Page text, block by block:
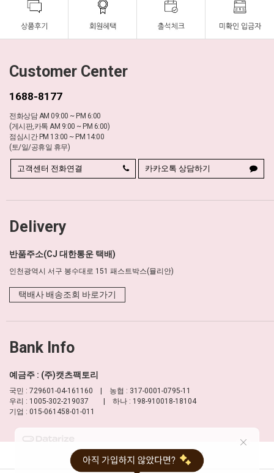
Customer Center
1688-8177
전화상담 AM 09:00 ~ PM 6:00
(게시판,카톡 AM 9:00 ~ PM 6:00)
점심시간 PM 13:00 ~ PM 14:00
(토/일/공휴일 휴무)
고객센터 전화연결 카카오톡 상담하기
Delivery
반품주소(CJ 대한통운 택배)
인천광역시 서구 봉수대로 151 패스트박스(뮬리안)
택배사 배송조회 바로가기
Bank Info
예금주 : (주)캣츠팩토리
국민 : 729601-04-161160 | 농협 : 317-0001-0795-11
우리 : 1005-302-219037 | 하나 : 198-910018-18104
기업 : 015-061458-01-011
이용약관 개인정보 처리방침 PC버전